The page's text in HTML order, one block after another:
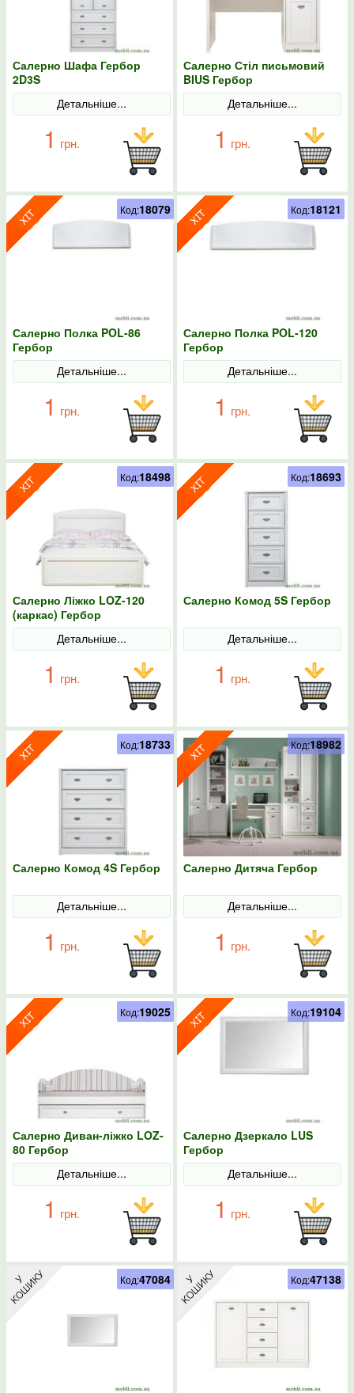
Салерно Шафа Гербор
2D3S
Детальніше...
1 грн.
Салерно Стіл письмовий
BIUS Гербор
Детальніше...
1 грн.
Салерно Полка POL-86
Гербор
Детальніше...
1 грн.
Код:18079
Салерно Полка POL-120
Гербор
Детальніше...
1 грн.
Код:18121
Салерно Ліжко LOZ-120
(каркас) Гербор
Детальніше...
1 грн.
Код:18498
Салерно Комод 5S Гербор
Детальніше...
1 грн.
Код:18693
Салерно Комод 4S Гербор
Детальніше...
1 грн.
Код:18733
Салерно Дитяча Гербор
Детальніше...
1 грн.
Код:18982
Салерно Диван-ліжко LOZ-
80 Гербор
Детальніше...
1 грн.
Код:19025
Салерно Дзеркало LUS
Гербор
Детальніше...
1 грн.
Код:19104
Код:47084 Код:47138